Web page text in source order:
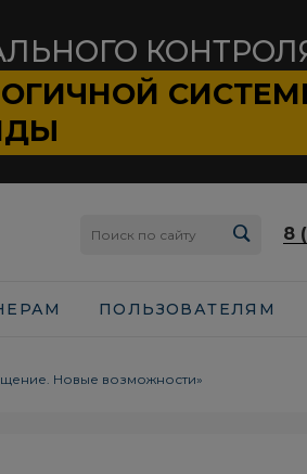
8
ПОЛЬЗОВАТЕЛЯМ
Новые возможности»